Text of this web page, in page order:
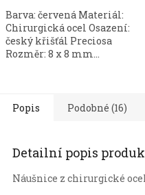
Barva: červená Materiál:
Chirurgická ocel Osazení:
český křišťál Preciosa
Rozměr: 8 x 8 mm...
Popis Podobné (16)
Detailní popis
Náušnice z chirurgické